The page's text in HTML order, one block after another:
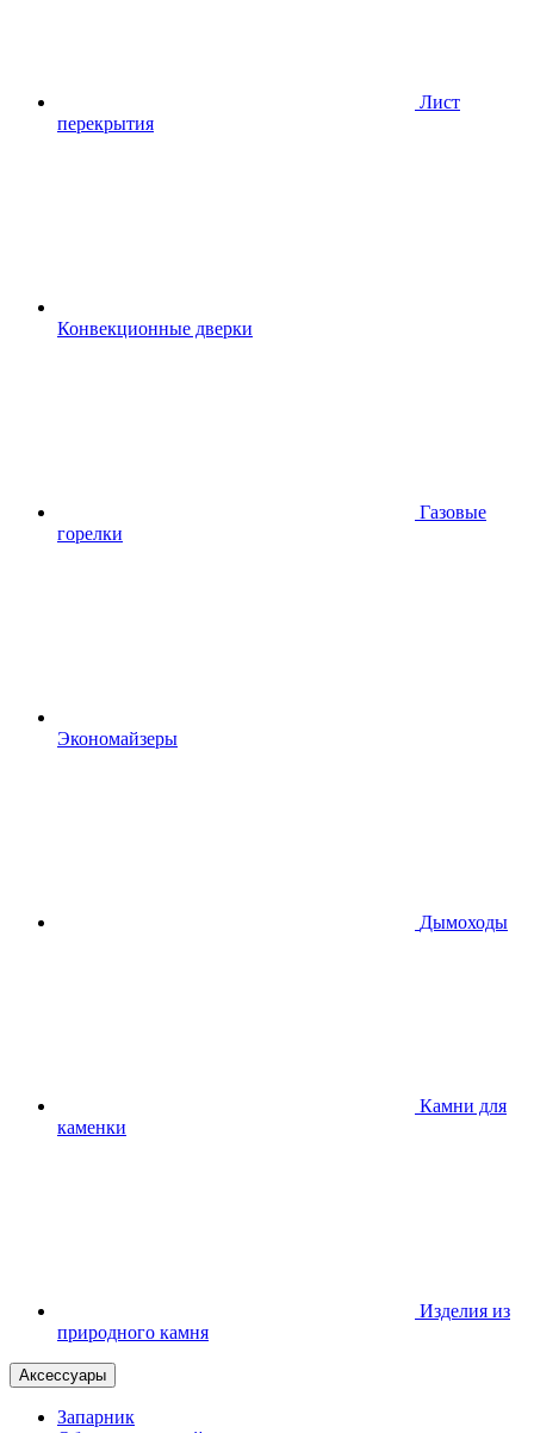
Лист
перекрытия
Конвекционные дверки
Газовые
горелки
Экономайзеры
Дымоходы
Камни для
каменки
Изделия из
природного камня
Аксессуары
Запарник